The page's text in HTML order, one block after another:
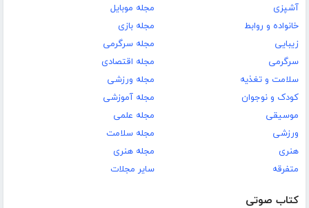
آشپزی
خانواده و روابط
زیبایی
سرگرمی
سلامت و تغذیه
کودک و نوجوان
موسیقی
ورزشی
هنری
متفرقه
مجله موبایل
مجله بازی
مجله سرگرمی
مجله اقتصادی
مجله ورزشی
مجله آموزشی
مجله علمی
مجله سلامت
مجله هنری
سایر مجلات
کتاب صوتی